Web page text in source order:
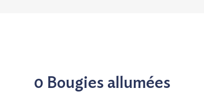
0 Bougies allumées